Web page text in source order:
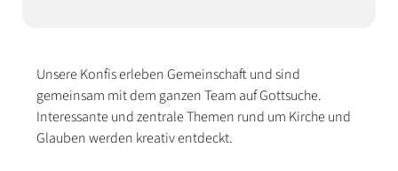
Unsere Konfis erleben Gemeinschaft und sind
gemeinsam mit dem ganzen Team auf Gottsuche.
Interessante und zentrale Themen rund um Kirche und
Glauben werden kreativ entdeckt.